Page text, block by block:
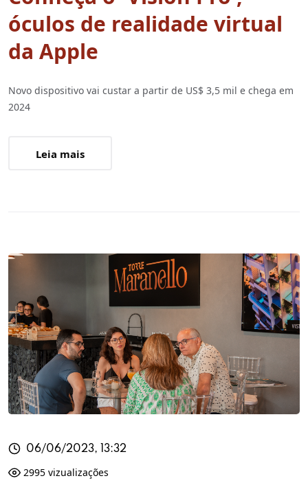
óculos de realidade virtual
da Apple
Novo dispositivo vai custar a partir de US$ 3,5 mil e chega em
2024
Leia mais
06/06/2023, 13:32
2995 vizualizações